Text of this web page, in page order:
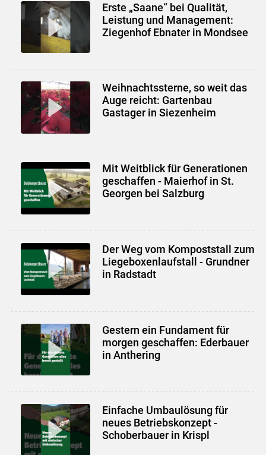
Erste „Saane“ bei Qualität,
Leistung und Management:
Ziegenhof Ebnater in Mondsee
Weihnachtssterne, so weit das
Auge reicht: Gartenbau
Gastager in Siezenheim
Mit Weitblick für Generationen
geschaffen - Maierhof in St.
Georgen bei Salzburg
Der Weg vom Kompoststall zum
Liegeboxenlaufstall - Grundner
in Radstadt
Gestern ein Fundament für
morgen geschaffen: Ederbauer
in Anthering
Einfache Umbaulösung für
neues Betriebskonzept -
Schoberbauer in Krispl